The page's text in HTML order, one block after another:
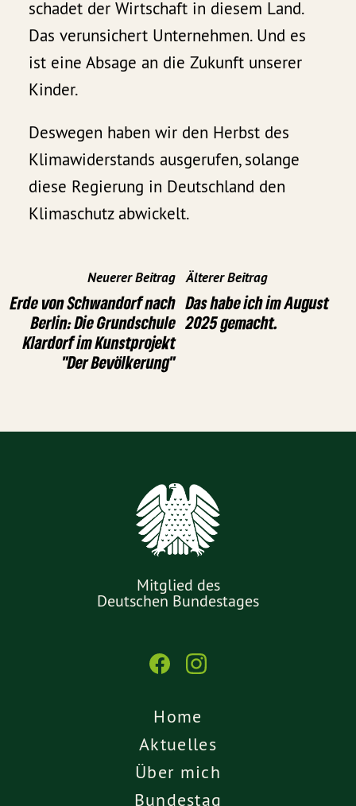
schadet der Wirtschaft in diesem Land.
Das verunsichert Unternehmen. Und es
ist eine Absage an die Zukunft unserer
Kinder.
Deswegen haben wir den Herbst des
Klimawiderstands ausgerufen, solange
diese Regierung in Deutschland den
Klimaschutz abwickelt.
Neuerer Beitrag
Erde von Schwandorf nach
Berlin: Die Grundschule
Klardorf im Kunstprojekt
"Der Bevölkerung"
Älterer Beitrag
Das habe ich im August
2025 gemacht.
Mitglied des
Deutschen Bundestages
Home
Aktuelles
Über mich
Bundestag